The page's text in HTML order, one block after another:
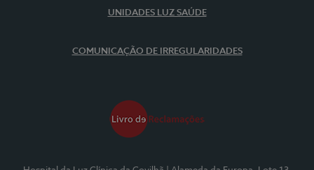
UNIDADES LUZ SAÚDE
COMUNICAÇÃO DE IRREGULARIDADES